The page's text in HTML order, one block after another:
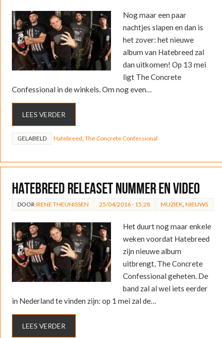
Nog maar een paar
nachtjes slapen en dan is
het zover: het nieuwe
album van Hatebreed zal
dan uitkomen! Op 13 mei
ligt The Concrete
Confessional in de winkels. Om nog even…
LEES VERDER
GELABELD Hatebreed The Concrete Confessional
Hatebreed releaset nummer en video
DOOR IRENE THEUNISSEN 25/04/2016 - 15:28 MUZIEK NIEUWS
Het duurt nog maar enkele
weken voordat Hatebreed
zijn nieuwe album
uitbrengt, The Concrete
Confessional geheten. De
band zal al wel iets eerder
in Nederland te vinden zijn: op 1 mei zal de…
LEES VERDER